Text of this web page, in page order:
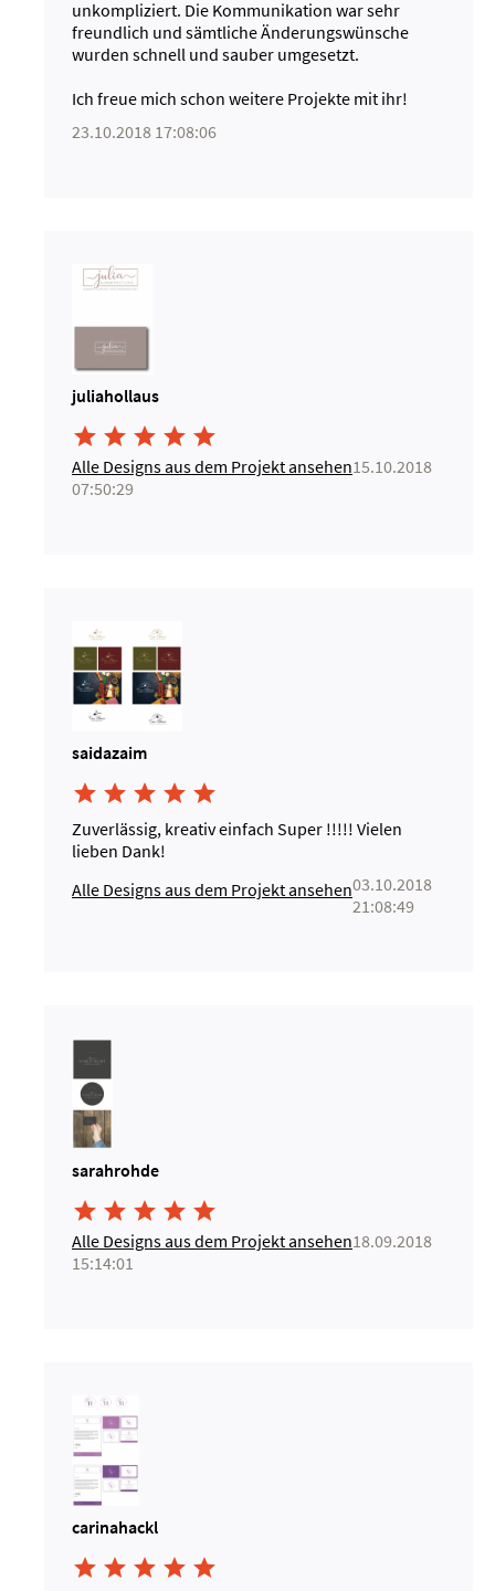
unkompliziert. Die Kommunikation war sehr
freundlich und sämtliche Änderungswünsche
wurden schnell und sauber umgesetzt.
Ich freue mich schon weitere Projekte mit ihr!
23.10.2018 17:08:06
juliahollaus
    
Alle Designs aus dem Projekt ansehen15.10.2018
07:50:29
saidazaim
    
Zuverlässig, kreativ einfach Super !!!!! Vielen
lieben Dank!
Alle Designs aus dem Projekt ansehen03.10.2018
21:08:49
sarahrohde
    
Alle Designs aus dem Projekt ansehen18.09.2018
15:14:01
carinahackl
    